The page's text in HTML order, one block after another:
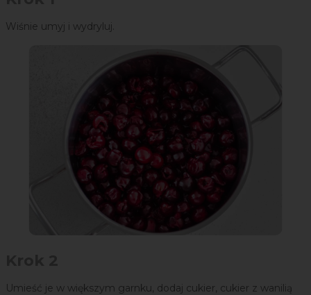
Wiśnie umyj i wydryluj.
Umieść je w większym garnku, dodaj cukier, cukier z wanilią